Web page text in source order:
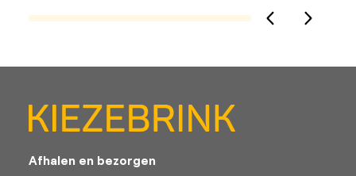
Afhalen en bezorgen